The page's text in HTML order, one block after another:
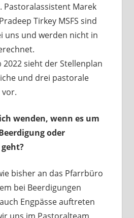
Marek
Tirkey MSFS sind
uns und werden nicht in
2022 sieht der Stellenplan
und drei pastorale
wenden, wenn es um
oder
bisher an das Pfarrbüro
bei Beerdigungen
Engpässe auftreten
uns im Pastoralteam